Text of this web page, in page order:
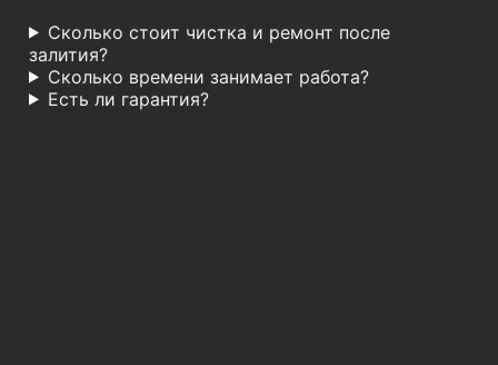
Сколько стоит чистка и ремонт после
залития?
Сколько времени занимает работа?
Есть ли гарантия?